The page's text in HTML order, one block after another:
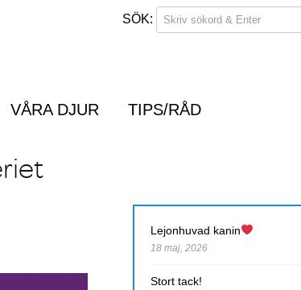
VÅRA DJUR TIPS/RÅD
Lejonhuvad kanin
18 maj, 2026
Stort tack!